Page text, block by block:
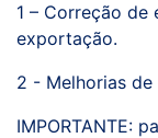
1 – Correção
exportação.
2 - Melhorias de
IMPORTANTE: